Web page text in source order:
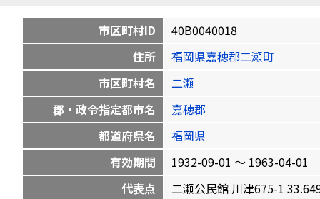
市区町村ID
40B0040018
住所
福岡県嘉穂郡二瀬町
市区町村名
二瀬
郡・政令指定都市名
嘉穂郡
都道府県名
福岡県
有効期間
1932-09-01 〜 1963-04-01
代表点
二瀬公民館 川津675-1